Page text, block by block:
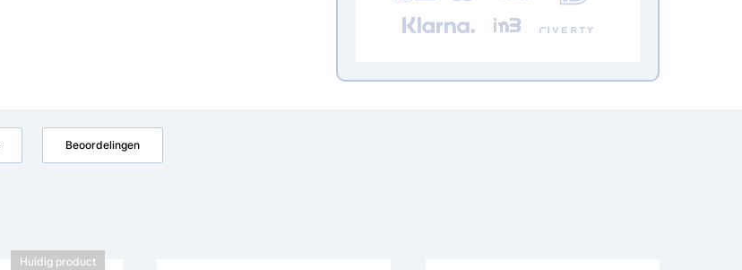
Beoordelingen
Huidig product